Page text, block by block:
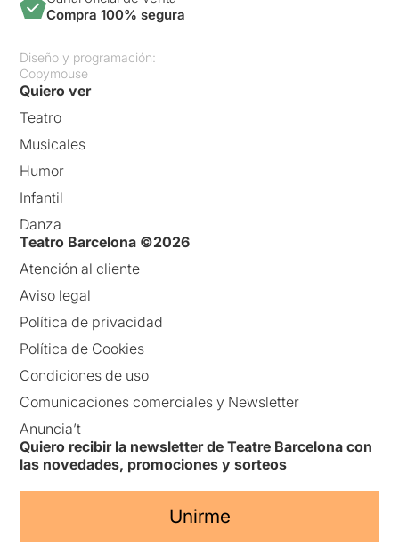
Compra 100% segura
Diseño y programación:
Copymouse
Quiero ver
Teatro
Musicales
Humor
Infantil
Danza
Teatro Barcelona ©2026
Atención al cliente
Aviso legal
Política de privacidad
Política de Cookies
Condiciones de uso
Comunicaciones comerciales y Newsletter
Anuncia’t
Quiero recibir la newsletter de Teatre Barcelona con
las novedades, promociones y sorteos
Unirme